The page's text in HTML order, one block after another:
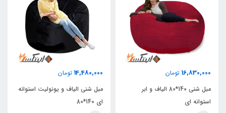
16,830,000 تومان
مبل شنی 140*80 الیاف و ابر
استوانه ای
14,480,000 تومان
مبل شنی الیاف و یونولیت استوانه
ای 140*80